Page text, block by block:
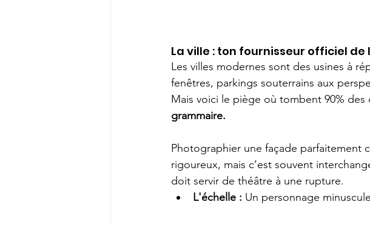
La ville : ton fournisseur officiel
Les villes modernes sont des usines à
fenêtres, parkings souterrains aux
Mais voici le piège où tombent 90% des
grammaire.
Photographier une façade parfaitement
rigoureux, mais c’est souvent
doit servir de théâtre à une rupture.
L'échelle : Un personnage